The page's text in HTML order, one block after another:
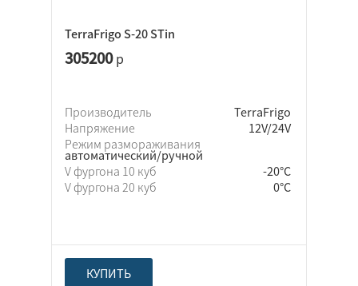
TerraFrigo S-20 STin
305200р
Производитель
TerraFrigo
Напряжение
12V/24V
Режим размораживания
автоматический/ручной
V фургона 10 куб
-20°C
V фургона 20 куб
0°C
КУПИТЬ